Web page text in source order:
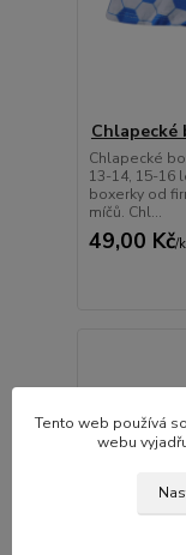
Chlapecké
Chlapecké
13-14, 15-16
boxerky od
míčů. Chl...
49,00 Kč/
Tento web používá
webu